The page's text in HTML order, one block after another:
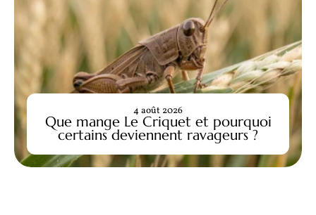
Que mange Le Criquet et pourquoi
certains deviennent ravageurs ?
4 août 2026